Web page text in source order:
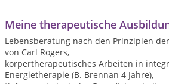
Meine therapeutische
Lebensberatung nach den Prinzipien
von Carl Rogers,
körpertherapeutisches Arbeiten in
Energietherapie (B. Brennan 4 Jahre),